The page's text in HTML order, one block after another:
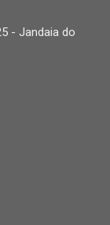
- Jandaia do